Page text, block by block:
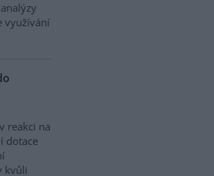
využívání
reakci na
dotace
kvůli